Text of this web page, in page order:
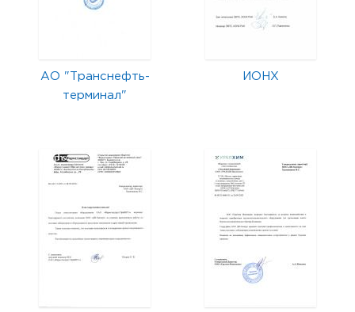
АО "Транснефть-
терминал"
ИОНХ